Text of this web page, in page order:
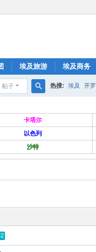
埃及旅游 埃及商务
帖子
索
热搜: 埃及 开罗
卡塔尔
以色列
沙特